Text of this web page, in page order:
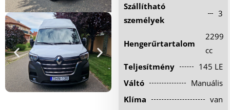
Személyautó bérlés
Hűtőautó bérlés
Feltételek
Szolgáltatások
Gy.i.k.
Szállítható
személyek
3
Hengerűrtartalom
2299
cc
Teljesítmény
145 LE
Váltó
Manuális
Klíma
van